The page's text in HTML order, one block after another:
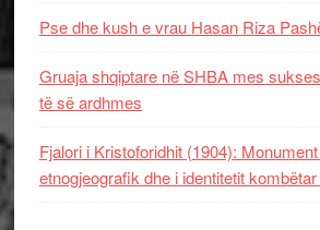
Pse dhe kush e vrau Hasan Riza
Gruaja shqiptare në SHBA mes
të së ardhmes
Fjalori i Kristoforidhit (1904):
etnogjeografik dhe i identitetit